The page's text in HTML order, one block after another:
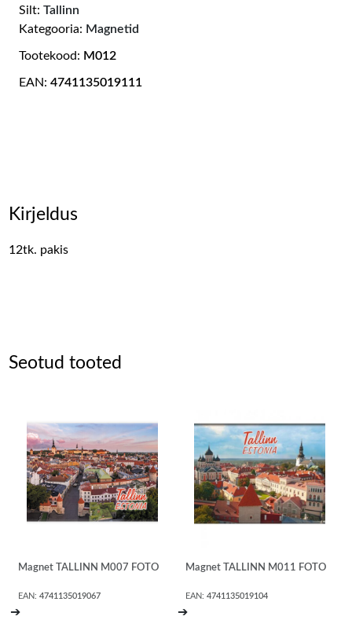
EAN: 4741135019111
Tootekood: M012
Kategooria: Magnetid
Silt: Tallinn
Kirjeldus
12tk. pakis
Seotud tooted
Magnet TALLINN M007 FOTO
EAN:4741135019067
➔
Magnet TALLINN M011 FOTO
EAN:4741135019104
➔